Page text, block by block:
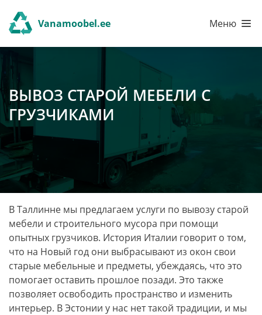
Vanamoobel.ee Меню
ВЫВОЗ СТАРОЙ МЕБЕЛИ С
ГРУЗЧИКАМИ
В Таллинне мы предлагаем услуги по вывозу старой
мебели и строительного мусора при помощи
опытных грузчиков. История Италии говорит о том,
что на Новый год они выбрасывают из окон свои
старые мебельные и предметы, убеждаясь, что это
помогает оставить прошлое позади. Это также
позволяет освободить пространство и изменить
интерьер. В Эстонии у нас нет такой традиции, и мы